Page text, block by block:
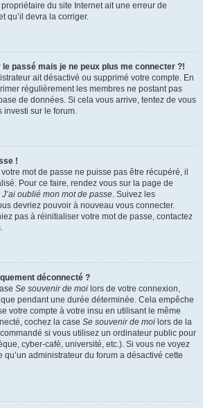
du site Internet ait une erreur de
qu’il devra la corriger.
passé mais je ne peux plus me connecter ?!
ait désactivé ou supprimé votre compte. En
régulièrement les membres ne postant pas
de données. Si cela vous arrive, tentez de vous
investi sur le forum.
!
mot de passe ne puisse pas être récupéré, il
Pour ce faire, rendez vous sur la page de
J’ai oublié mon mot de passe. Suivez les
devriez pouvoir à nouveau vous connecter.
pas à réinitialiser votre mot de passe, contactez
déconnecté ?
Se souvenir de moi lors de votre connexion,
pendant une durée déterminée. Cela empêche
votre compte à votre insu en utilisant le même
cochez la case Se souvenir de moi lors de la
si vous utilisez un ordinateur public pour
cyber-café, université, etc.). Si vous ne voyez
administrateur du forum a désactivé cette